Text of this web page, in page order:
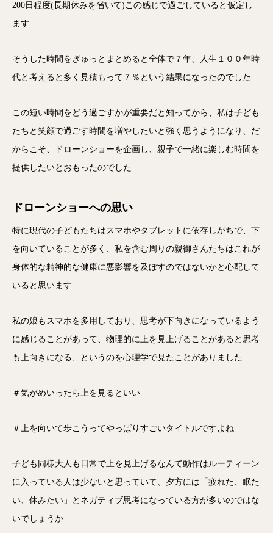
200日程度(長期休みを省いて)この感じで過ごしていると仮定し
ます
そうした時間をぎゅっとまとめると全体で７年、人生１００年時
代と考えると多く見積もって７％という結果になったのでした
この短い時間をどう過ごすかが重要だと知ってから、私は子ども
たちと笑顔で過ごす時間を増やしたいと強く思うようになり、だ
からこそ、ドローンショーを企画し、親子で一緒に楽しむ時間を
提供したいとおもったのでした
ドローンショーへの思い
特に現代の子どもたちはスマホやタブレットに依存しがちで、下
を向いていることが多く、私を含む周りの親御さんたちはこれが
身体的な精神的な健康に悪影響を及ぼすのではないかと心配して
いると思います
私の娘もスマホを多用しており、思考が下向きになっているよう
に感じることがあって、物理的に上を見上げることがあると思考
も上向きになる、というのを心理学で見たことがありました
＃気がめいったら上を見るといい
＃上を向いて歩こうってやっぱりすごいタイトルですよね
子ども同様大人も日常で上を見上げるなんて動作はルーティーン
に入っている人は少ないと思っていて、夕方には「疲れた、眠た
い、休みたい」とネガティブ思考になっている方が多いのではな
いでしょうか